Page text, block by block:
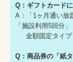
Q：ギフトカード
A：「1ヶ月通い放
「施設利用5回分
金額固定タイプ
Q：商品券の「紙